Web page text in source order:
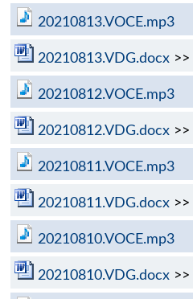
20210813.VOCE.mp3
20210813.VDG.docx >>
20210812.VOCE.mp3
20210812.VDG.docx >>
20210811.VOCE.mp3
20210811.VDG.docx >>
20210810.VOCE.mp3
20210810.VDG.docx >>